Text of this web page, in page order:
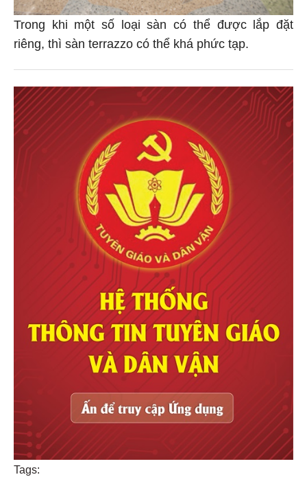
Trong khi một số loại sàn có thể được lắp đặt
riêng, thì sàn terrazzo có thể khá phức tạp.
Tags: